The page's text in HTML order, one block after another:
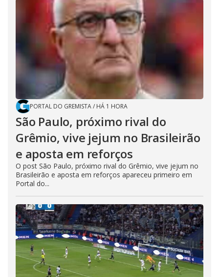
PORTAL DO GREMISTA/ HÁ 1 HORA
São Paulo, próximo rival do
Grêmio, vive jejum no Brasileirão
e aposta em reforços
O post São Paulo, próximo rival do Grêmio, vive jejum no
Brasileirão e aposta em reforços apareceu primeiro em
Portal do...